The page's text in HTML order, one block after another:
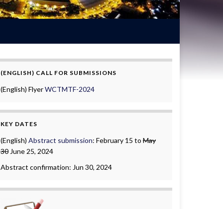
(ENGLISH) CALL FOR SUBMISSIONS
(English) FlyerWCTMTF-2024
KEY DATES
(English) Abstract submission: February 15 to May
30 June 25, 2024
Abstract confirmation: Jun 30, 2024